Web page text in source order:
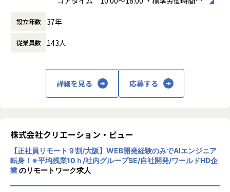
んなに技術が進化しても人間にしか培えません。
エンジニアの新たな役割：技術で人を育てる
しかし私たちが目指すのは「人を育てるシステムを作るエン
当社で開発するサービスは、単にユーザーの利便性を高める
だけでなく、ユーザー自身の能力を引き出し、
成長を促進するものです。あなたが書くコード一行一行が、
例えば、マネージャーの負担を軽減しながら、チームメンバ
す。
このようなサービスを開発することで、私たちは間接的に数
万人、数十万人の成長に貢献できるのです。
働き方：
休憩時間： 60分
設立年数 37年
従業員数 143人
詳細を見る 応募する
株式会社クリエーション・ビュー
【正社員リモート９割/大阪】WEB開発経験のみでAIエンジニア
転身！※平均残業10ｈ/社内グループSE/自社開発/ワールドHD企
業のリモートワーク求人